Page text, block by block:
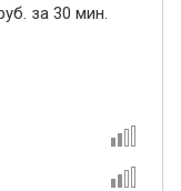
за 30 мин.